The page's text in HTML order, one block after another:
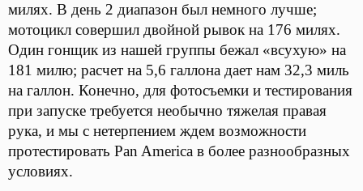
милях. В день 2 диапазон был немного лучше;
мотоцикл совершил двойной рывок на 176 милях.
Один гонщик из нашей группы бежал «всухую» на
181 милю; расчет на 5,6 галлона дает нам 32,3 миль
на галлон. Конечно, для фотосъемки и тестирования
при запуске требуется необычно тяжелая правая
рука, и мы с нетерпением ждем возможности
протестировать Pan America в более разнообразных
условиях.